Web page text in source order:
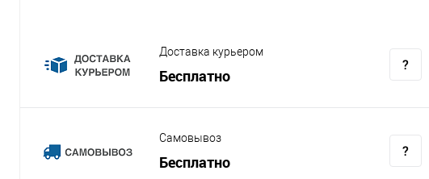
Доставка курьером
Бесплатно
Самовывоз
Бесплатно